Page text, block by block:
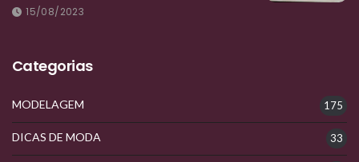
15/08/2023
Categorias
MODELAGEM 175
DICAS DE MODA 33